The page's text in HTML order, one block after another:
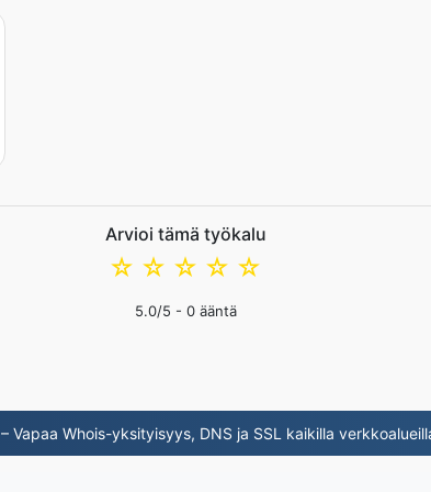
Arvioi tämä työkalu
☆
☆
☆
☆
☆
5.0/5 - 0ääntä
– Vapaa Whois-yksityisyys, DNS ja SSL kaikilla